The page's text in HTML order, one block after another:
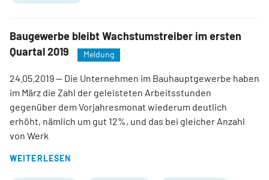
Baugewerbe bleibt Wachstumstreiber im ersten
Quartal 2019
Meldung
24.05.2019— Die Unternehmen im Bauhauptgewerbe haben
im März die Zahl der geleisteten Arbeitsstunden
gegenüber dem Vorjahresmonat wiederum deutlich
erhöht, nämlich um gut 12%, und das bei gleicher Anzahl
von Werk
WEITERLESEN